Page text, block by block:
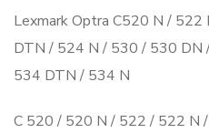
Lexmark Optra C520 N /
DTN / 524 N / 530 / 530
534 DTN / 534 N
C 520 / 520 N / 522 / 522 N